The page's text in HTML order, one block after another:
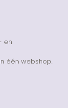
en
één webshop.